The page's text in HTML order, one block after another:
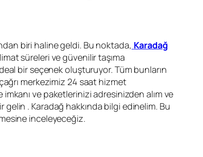
biri haline geldi. Bu noktada, Karadağ
süreleri ve güvenilir taşıma
bir seçenek oluşturuyor. Tüm bunların
merkezimiz 24 saat hizmet
ve paketlerinizi adresinizden alım ve
. Karadağ hakkında bilgi edinelim. Bu
inceleyeceğiz.